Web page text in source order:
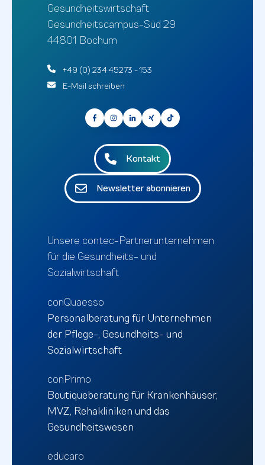
Gesundheitswirtschaft
Gesundheitscampus-Süd 29
44801 Bochum
+49 (0) 234 45273 - 153
E-Mail schreiben
Kontakt
Newsletter abonnieren
Unsere contec-Partnerunternehmen
für die Gesundheits- und
Sozialwirtschaft
conQuaesso
Personalberatung für Unternehmen
der Pflege-, Gesundheits- und
Sozialwirtschaft
conPrimo
Boutiqueberatung für Krankenhäuser,
MVZ, Rehakliniken und das
Gesundheitswesen
educaro